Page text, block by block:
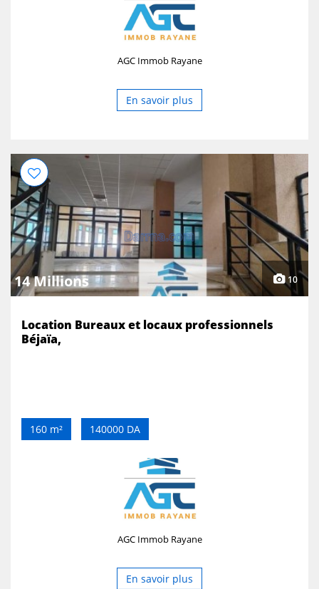
AGC Immob Rayane
En savoir plus
14 Millions 10
Location Bureaux et locaux professionnels
Béjaïa,
160 m² 140000 DA
AGC Immob Rayane
En savoir plus